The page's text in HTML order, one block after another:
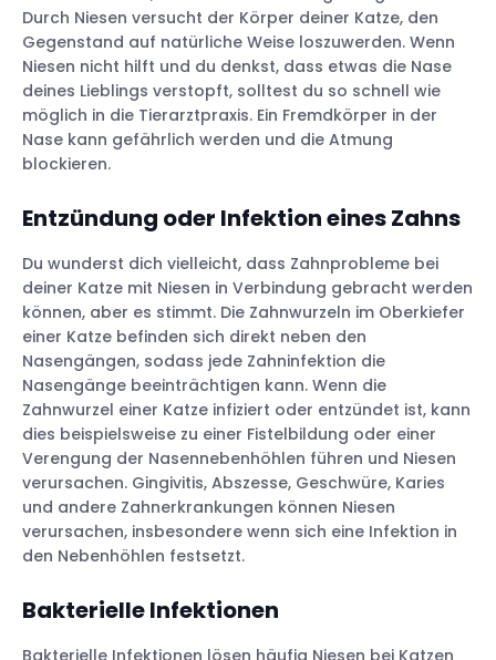
Durch Niesen versucht der Körper deiner Katze, den
Gegenstand auf natürliche Weise loszuwerden. Wenn
Niesen nicht hilft und du denkst, dass etwas die Nase
deines Lieblings verstopft, solltest du so schnell wie
möglich in die Tierarztpraxis. Ein Fremdkörper in der
Nase kann gefährlich werden und die Atmung
blockieren.
Entzündung oder Infektion eines Zahns
Du wunderst dich vielleicht, dass Zahnprobleme bei
deiner Katze mit Niesen in Verbindung gebracht werden
können, aber es stimmt. Die Zahnwurzeln im Oberkiefer
einer Katze befinden sich direkt neben den
Nasengängen, sodass jede Zahninfektion die
Nasengänge beeinträchtigen kann. Wenn die
Zahnwurzel einer Katze infiziert oder entzündet ist, kann
dies beispielsweise zu einer Fistelbildung oder einer
Verengung der Nasennebenhöhlen führen und Niesen
verursachen. Gingivitis, Abszesse, Geschwüre, Karies
und andere Zahnerkrankungen können Niesen
verursachen, insbesondere wenn sich eine Infektion in
den Nebenhöhlen festsetzt.
Bakterielle Infektionen